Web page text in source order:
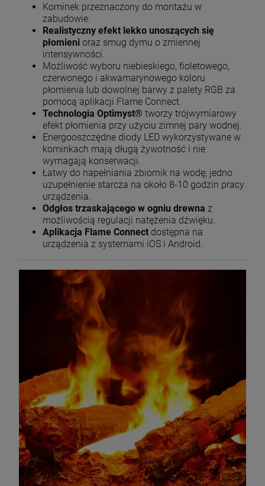
Kominek przeznaczony do montażu w
zabudowie.
Realistyczny efekt lekko unoszących się
płomieni oraz smug dymu o zmiennej
intensywności.
Możliwość wyboru niebieskiego, fioletowego,
czerwonego i akwamarynowego koloru
płomienia lub dowolnej barwy z palety RGB za
pomocą aplikacji Flame Connect.
Technologia Optimyst® tworzy trójwymiarowy
efekt płomienia przy użyciu zimnej pary wodnej.
Energooszczędne diody LED wykorzystywane w
kominkach mają długą żywotność i nie
wymagają konserwacji.
Łatwy do napełniania zbiornik na wodę; jedno
uzupełnienie starcza na około 8-10 godzin pracy
urządzenia.
Odgłos trzaskającego w ogniu drewna z
możliwością regulacji natężenia dźwięku.
Aplikacja Flame Connect dostępna na
urządzenia z systemami iOS i Android.